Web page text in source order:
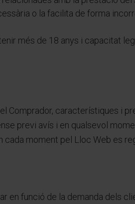
o la facilita de forma
més de 18 anys i capacitat
Comprador, característiques i
previ avís i en qualsevol
moment pel Lloc Web es
en funció de la demanda dels